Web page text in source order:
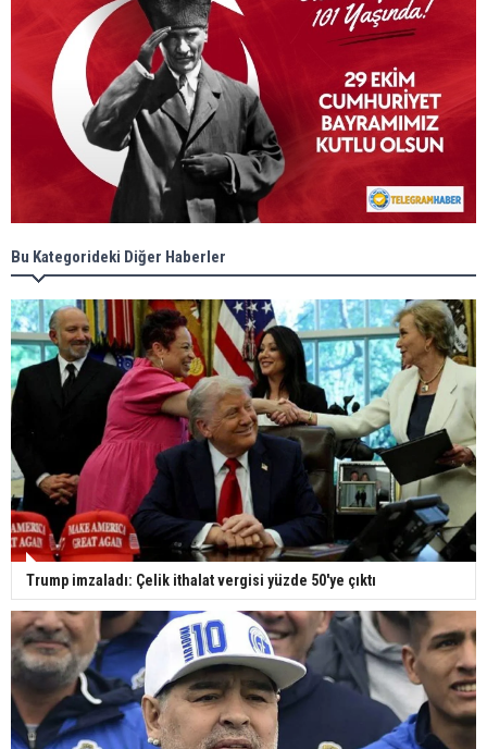
Bu Kategorideki Diğer Haberler
Trump imzaladı: Çelik ithalat vergisi yüzde 50'ye çıktı